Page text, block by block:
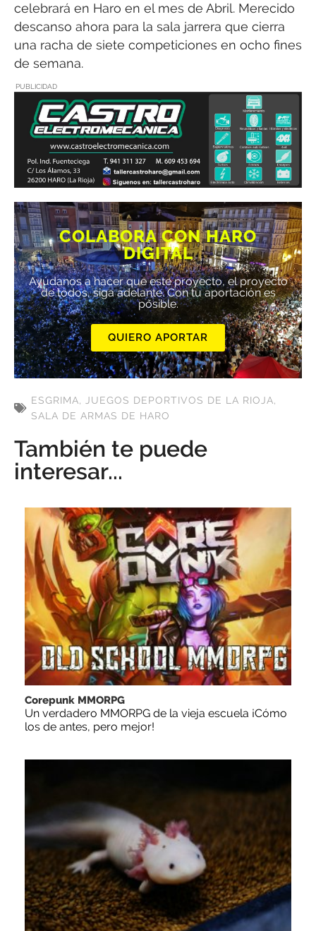
celebrará en Haro en el mes de Abril. Merecido
descanso ahora para la sala jarrera que cierra
una racha de siete competiciones en ocho fines
de semana.
PUBLICIDAD
COLABORA CON HARO
DIGITAL
Ayúdanos a hacer que este proyecto, el proyecto
de todos, siga adelante. Con tu aportación es
posible.
QUIERO APORTAR
ESGRIMA, JUEGOS DEPORTIVOS DE LA RIOJA,
SALA DE ARMAS DE HARO
También te puede
interesar...
Corepunk MMORPG
Un verdadero MMORPG de la vieja escuela ¡Cómo
los de antes, pero mejor!